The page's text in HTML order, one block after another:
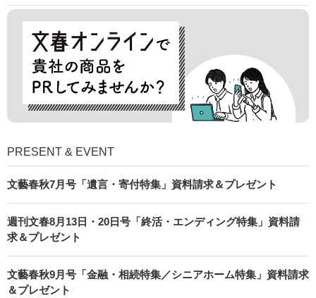
PRESENT & EVENT
文藝春秋7月号「遺言・寄付特集」資料請求＆プレゼント
週刊文春8月13日・20日号「終活・エンディング特集」資料請
求＆プレゼント
文藝春秋9月号「金融・相続特集／シニアホーム特集」資料請求
＆プレゼント